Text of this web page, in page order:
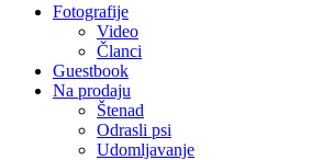
Fotografije
Video
Članci
Guestbook
Na prodaju
Štenad
Odrasli psi
Udomljavanje